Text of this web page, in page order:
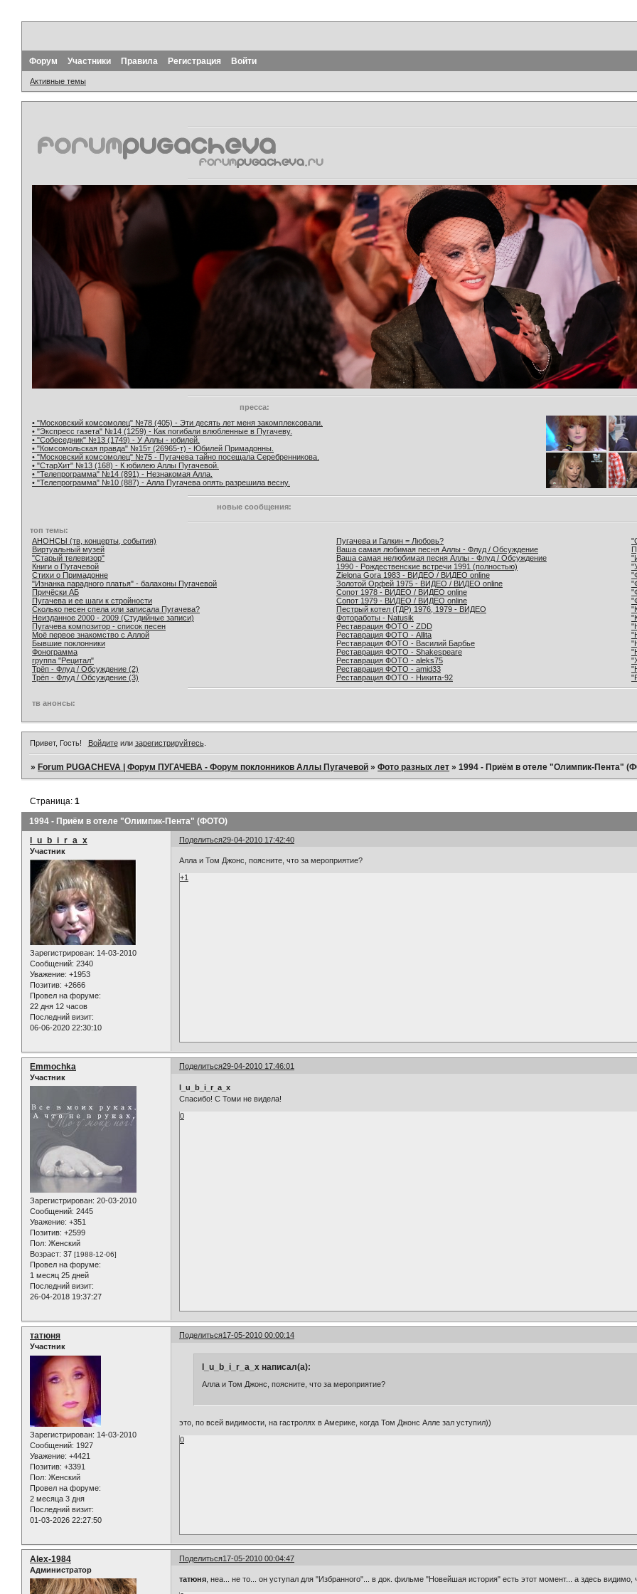
Форум Участники Правила Регистрация Войти
Активные темы
пресса:
• "Московский комсомолец" №78 (405) - Эти десять лет меня закомплексовали.
• "Экспресс газета" №14 (1259) - Как погибали влюбленные в Пугачеву.
• "Собеседник" №13 (1749) - У Аллы - юбилей.
• "Комсомольская правда" №15т (26965-т) - Юбилей Примадонны.
• "Московский комсомолец" №75 - Пугачева тайно посещала Серебренникова.
• "СтарХит" №13 (168) - К юбилею Аллы Пугачевой.
• "Телепрограмма" №14 (891) - Незнакомая Алла.
• "Телепрограмма" №10 (887) - Алла Пугачева опять разрешила весну.
новые сообщения:
топ темы:
АНОНСЫ (тв, концерты, события)
Виртуальный музей
"Старый телевизор"
Книги о Пугачевой
Стихи о Примадонне
"Изнанка парадного платья" - балахоны Пугачевой
Причёски АБ
Пугачева и ее шаги к стройности
Сколько песен спела или записала Пугачева?
Неизданное 2000 - 2009 (Студийные записи)
Пугачева композитор - список песен
Моё первое знакомство с Аллой
Бывшие поклонники
Фонограмма
группа "Рецитал"
Трёп - Флуд / Обсуждение (2)
Трёп - Флуд / Обсуждение (3)
Пугачева и Галкин = Любовь?
Ваша самая любимая песня Аллы - Флуд / Обсуждение
Ваша самая нелюбимая песня Аллы - Флуд / Обсуждение
1990 - Рождественские встречи 1991 (полностью)
Zielona Gora 1983 - ВИДЕО / ВИДЕО online
Золотой Орфей 1975 - ВИДЕО / ВИДЕО online
Сопот 1978 - ВИДЕО / ВИДЕО online
Сопот 1979 - ВИДЕО / ВИДЕО online
Пестрый котел (ГДР) 1976, 1979 - ВИДЕО
Фотоработы - Natusik
Реставрация ФОТО - ZDD
Реставрация ФОТО - Allita
Реставрация ФОТО - Василий Барбье
Реставрация ФОТО - Shakespeare
Реставрация ФОТО - aleks75
Реставрация ФОТО - amid33
Реставрация ФОТО - Никита-92
тв анонсы:
Привет, Гость! Войдитеили зарегистрируйтесь.
»Forum PUGACHEVA | Форум ПУГАЧЕВА - Форум поклонников Аллы Пугачевой »Фото разных лет »1994 - Приём в отеле "Олимпик-Пента"
1994 - Приём в отеле "Олимпик-Пента" (ФОТО)
Страница:1
Поделиться29-04-2010 17:42:40
l_u_b_i_r_a_x
Участник
Зарегистрирован: 14-03-2010
Сообщений: 2340
Уважение: +1953
Позитив: +2666
Провел на форуме:
22 дня 12 часов
Последний визит:
06-06-2020 22:30:10
Алла и Том Джонс, поясните, что за мероприятие?
+1
Поделиться29-04-2010 17:46:01
Emmochka
Участник
Зарегистрирован: 20-03-2010
Сообщений: 2445
Уважение: +351
Позитив: +2599
Пол: Женский
Возраст: 37 [1988-12-06]
Провел на форуме:
1 месяц 25 дней
Последний визит:
26-04-2018 19:37:27
l_u_b_i_r_a_x
Спасибо! С Томи не видела!
0
Поделиться17-05-2010 00:00:14
татюня
Участник
Зарегистрирован: 14-03-2010
Сообщений: 1927
Уважение: +4421
Позитив: +3391
Пол: Женский
Провел на форуме:
2 месяца 3 дня
Последний визит:
01-03-2026 22:27:50
l_u_b_i_r_a_x написал(а):
Алла и Том Джонс, поясните, что за мероприятие?
это, по всей видимости, на гастролях в Америке, когда Том Джонс Алле зал уступил))
0
Поделиться17-05-2010 00:04:47
Alex-1984
Администратор
татюня , неа... не то... он уступал для "Избранного"... в док. фильме "Новейшая история" есть этот момент... а здесь видимо,